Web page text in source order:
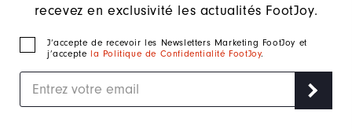
recevez en exclusivité les actualités FootJoy.
J‘accepte de recevoir les Newsletters Marketing FootJoy et
j’accepte la Politique de Confidentialité FootJoy.